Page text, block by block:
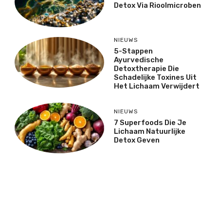
Detox Via Rioolmicroben
NIEUWS
5-Stappen
Ayurvedische
Detoxtherapie Die
Schadelijke Toxines Uit
Het Lichaam Verwijdert
NIEUWS
7 Superfoods Die Je
Lichaam Natuurlijke
Detox Geven